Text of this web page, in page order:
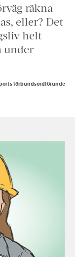
räkna
eller? Det
helt
under
förbundsordförande